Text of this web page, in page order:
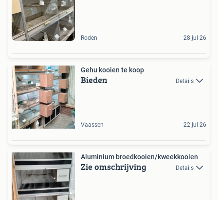
Roden 28 jul 26
Gehu kooien te koop
Bieden Details
Vaassen 22 jul 26
Aluminium broedkooien/kweekkooien
Zie omschrijving Details